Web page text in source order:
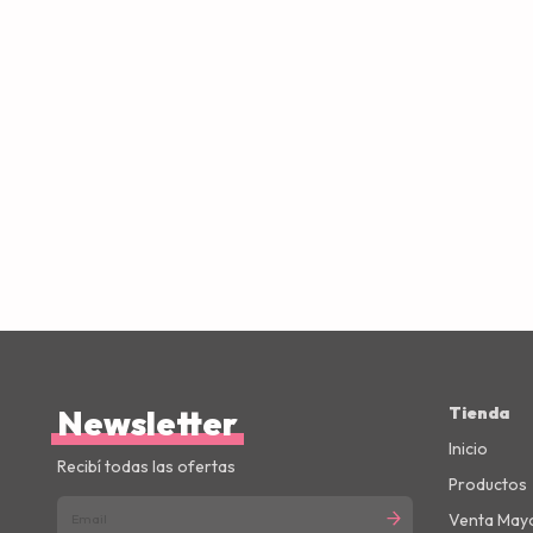
Newsletter
Recibí todas las ofertas
Tienda
Inicio
Productos
Venta